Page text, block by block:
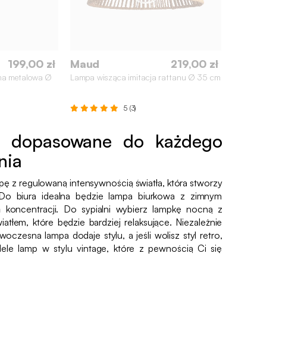
199,00 zł
metalowa Ø
Maud 219,00 zł
Lampa wisząca imitacja rattanu Ø 35 cm
5 (3)
dopasowane do każdego
z regulowaną intensywnością światła, która stworzy
biura idealna będzie lampa biurkowa z zimnym
koncentracji. Do sypialni wybierz lampkę nocną z
które będzie bardziej relaksujące. Niezależnie
lampa dodaje stylu, a jeśli wolisz styl retro,
lamp w stylu vintage, które z pewnością Ci się